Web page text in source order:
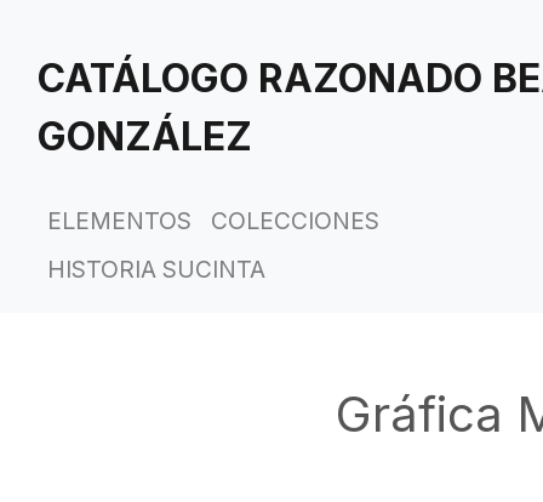
contenido
CATÁLOGO RAZONADO
GONZÁLEZ
ELEMENTOS
COLECCIONES
HISTORIA SUCINTA
Gráfica